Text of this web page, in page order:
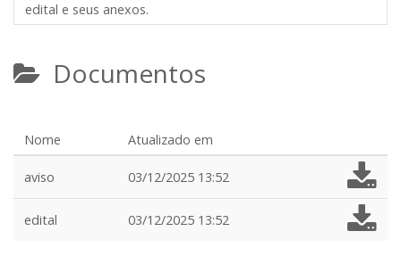
edital e seus anexos.
Documentos
Nome Atualizado em
aviso 03/12/2025 13:52
edital 03/12/2025 13:52